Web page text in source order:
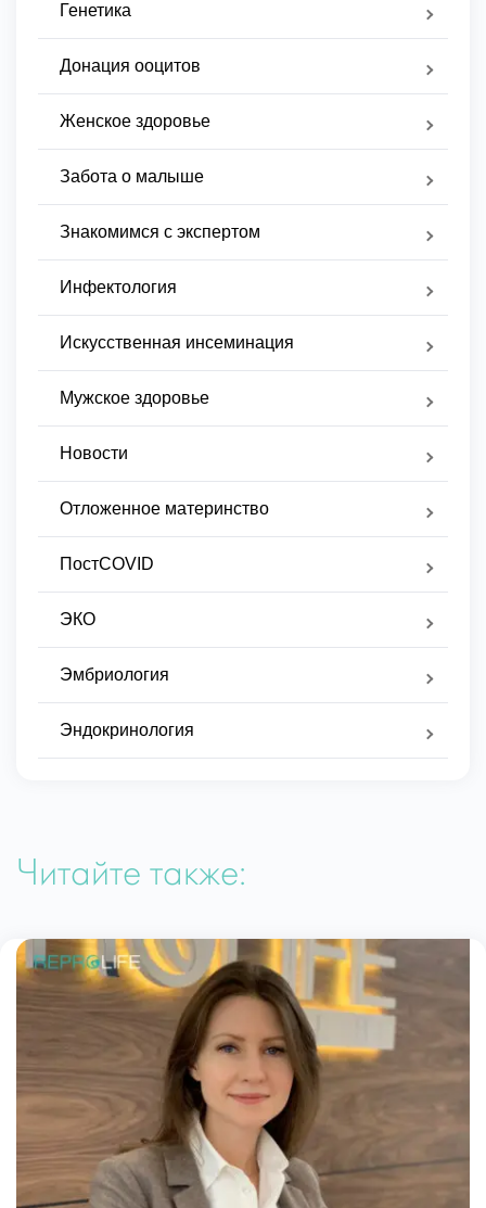
Генетика
Донация ооцитов
Женское здоровье
Забота о малыше
Знакомимся с экспертом
Инфектология
Искусственная инсеминация
Мужское здоровье
Новости
Отложенное материнство
ПостCOVID
ЭКО
Эмбриология
Эндокринология
Читайте также: